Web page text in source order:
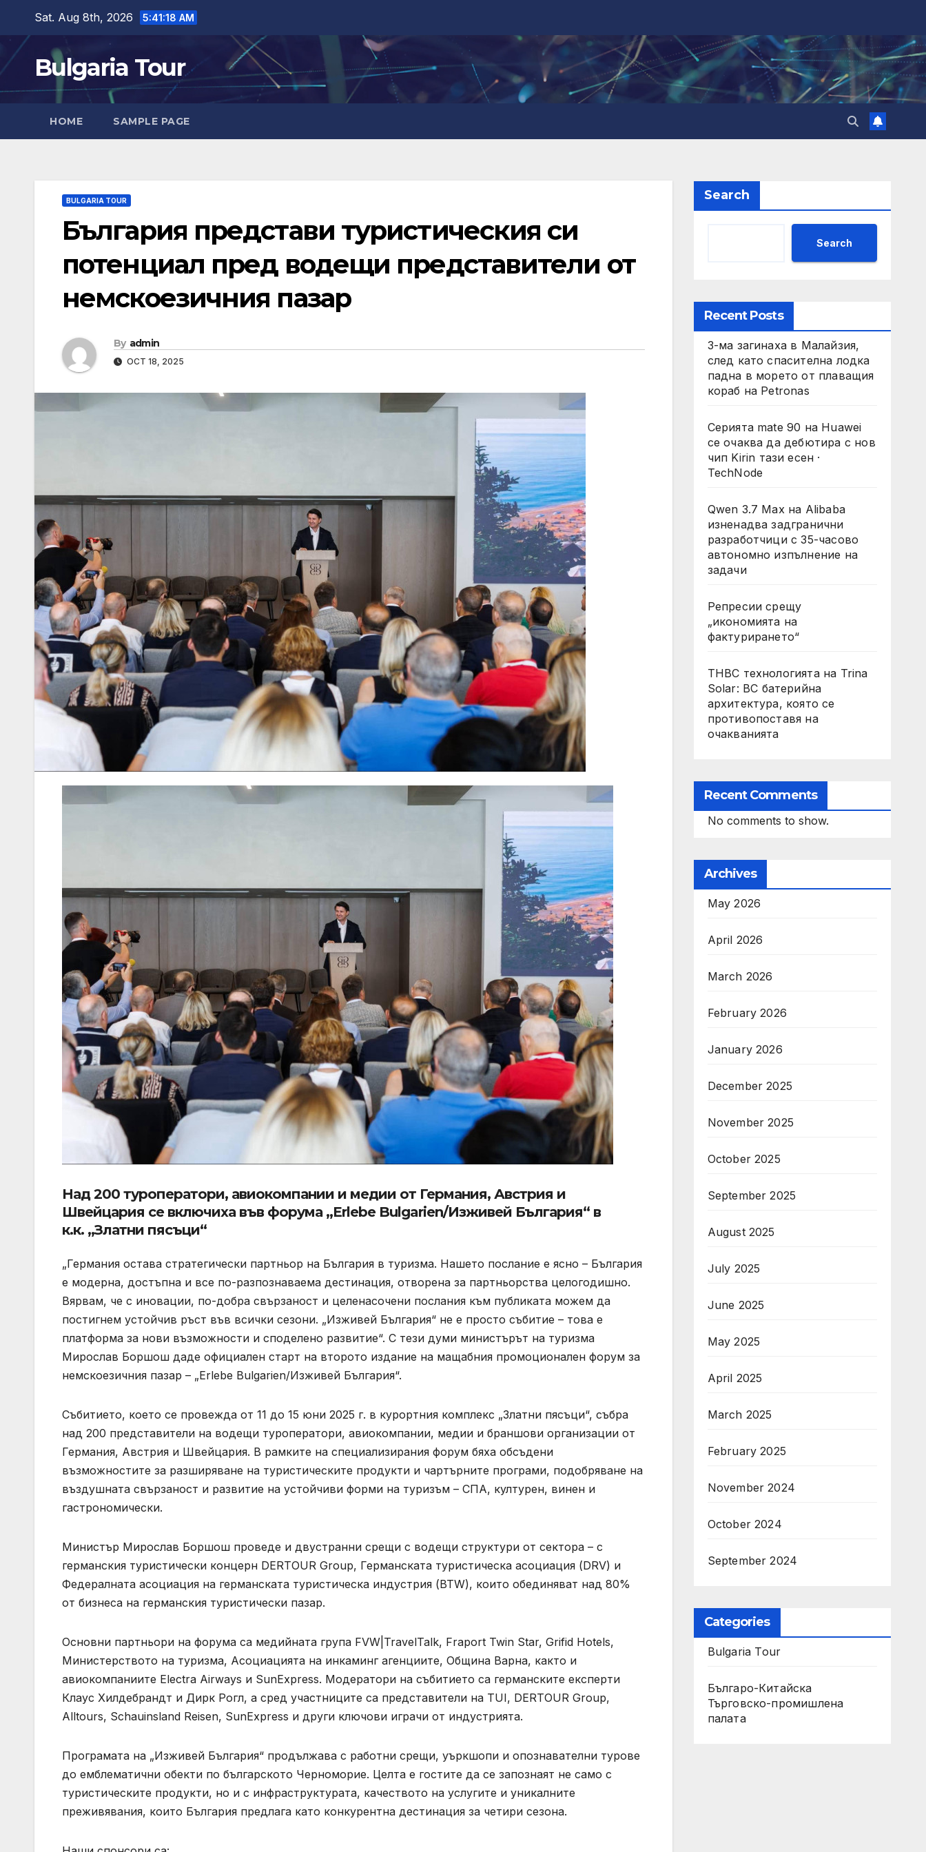
content
Sat. Aug 8th, 2026 5:41:20 AM
Bulgaria Tour
HOME SAMPLE PAGE
BULGARIA TOUR
България представи туристическия си
потенциал пред водещи представители от
немскоезичния пазар
By admin
OCT 18, 2025
Над 200 туроператори, авиокомпании и медии от Германия, Австрия и
Швейцария се включиха във форума „Erlebe Bulgarien/Изживей България“ в
к.к. „Златни пясъци“
„Германия остава стратегически партньор на България в туризма. Нашето послание е ясно – България
е модерна, достъпна и все по-разпознаваема дестинация, отворена за партньорства целогодишно.
Вярвам, че с иновации, по-добра свързаност и целенасочени послания към публиката можем да
постигнем устойчив ръст във всички сезони. „Изживей България“ не е просто събитие – това е
платформа за нови възможности и споделено развитие“. С тези думи министърът на туризма
Мирослав Боршош даде официален старт на второто издание на мащабния промоционален форум за
немскоезичния пазар – „Erlebe Bulgarien/Изживей България“.
Събитието, което се провежда от 11 до 15 юни 2025 г. в курортния комплекс „Златни пясъци“, събра
над 200 представители на водещи туроператори, авиокомпании, медии и браншови организации от
Германия, Австрия и Швейцария. В рамките на специализирания форум бяха обсъдени
възможностите за разширяване на туристическите продукти и чартърните програми, подобряване на
въздушната свързаност и развитие на устойчиви форми на туризъм – СПА, културен, винен и
гастрономически.
Министър Мирослав Боршош проведе и двустранни срещи с водещи структури от сектора – с
германския туристически концерн DERTOUR Group, Германската туристическа асоциация (DRV) и
Федералната асоциация на германската туристическа индустрия (BTW), които обединяват над 80%
от бизнеса на германския туристически пазар.
Основни партньори на форума са медийната група FVW|TravelTalk, Fraport Twin Star, Grifid Hotels,
Министерството на туризма, Асоциацията на инкаминг агенциите, Община Варна, както и
авиокомпаниите Electra Airways и SunExpress. Модератори на събитието са германските експерти
Клаус Хилдебрандт и Дирк Рогл, а сред участниците са представители на TUI, DERTOUR Group,
Alltours, Schauinsland Reisen, SunExpress и други ключови играчи от индустрията.
Програмата на „Изживей България“ продължава с работни срещи, уъркшопи и опознавателни турове
до емблематични обекти по българското Черноморие. Целта е гостите да се запознаят не само с
туристическите продукти, но и с инфраструктурата, качеството на услугите и уникалните
преживявания, които България предлага като конкурентна дестинация за четири сезона.
Search
Search
Recent Posts
3-ма загинаха в Малайзия,
след като спасителна лодка
падна в морето от плаващия
кораб на Petronas
Серията mate 90 на Huawei
се очаква да дебютира с нов
чип Kirin тази есен ·
TechNode
Qwen 3.7 Max на Alibaba
изненадва задгранични
разработчици с 35-часово
автономно изпълнение на
задачи
Репресии срещу
„икономията на
фактурирането“
THBC технологията на Trina
Solar: BC батерийна
архитектура, която се
противопоставя на
очакванията
Recent Comments
No comments to show.
Archives
May 2026
April 2026
March 2026
February 2026
January 2026
December 2025
November 2025
October 2025
September 2025
August 2025
July 2025
June 2025
May 2025
April 2025
March 2025
February 2025
November 2024
October 2024
September 2024
Categories
Bulgaria Tour
Българо-Китайска
Търговско-промишлена
палaта